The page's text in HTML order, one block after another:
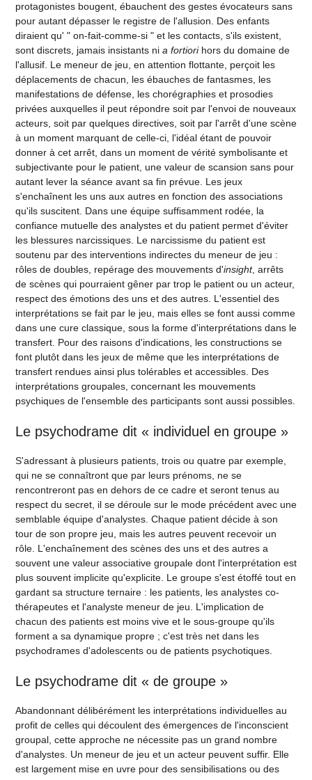
protagonistes bougent, ébauchent des gestes évocateurs sans
pour autant dépasser le registre de l'allusion. Des enfants
diraient qu' " on-fait-comme-si " et les contacts, s'ils existent,
sont discrets, jamais insistants ni a fortiorihors du domaine de
l'allusif. Le meneur de jeu, en attention flottante, perçoit les
déplacements de chacun, les ébauches de fantasmes, les
manifestations de défense, les chorégraphies et prosodies
privées auxquelles il peut répondre soit par l'envoi de nouveaux
acteurs, soit par quelques directives, soit par l'arrêt d'une scène
à un moment marquant de celle-ci, l'idéal étant de pouvoir
donner à cet arrêt, dans un moment de vérité symbolisante et
subjectivante pour le patient, une valeur de scansion sans pour
autant lever la séance avant sa fin prévue. Les jeux
s'enchaînent les uns aux autres en fonction des associations
qu'ils suscitent. Dans une équipe suffisamment rodée, la
confiance mutuelle des analystes et du patient permet d'éviter
les blessures narcissiques. Le narcissisme du patient est
soutenu par des interventions indirectes du meneur de jeu :
rôles de doubles, repérage des mouvements d'insight, arrêts
de scènes qui pourraient gêner par trop le patient ou un acteur,
respect des émotions des uns et des autres. L'essentiel des
interprétations se fait par le jeu, mais elles se font aussi comme
dans une cure classique, sous la forme d'interprétations dans le
transfert. Pour des raisons d'indications, les constructions se
font plutôt dans les jeux de même que les interprétations de
transfert rendues ainsi plus tolérables et accessibles. Des
interprétations groupales, concernant les mouvements
psychiques de l'ensemble des participants sont aussi possibles.
Le psychodrame dit « individuel en groupe »
S'adressant à plusieurs patients, trois ou quatre par exemple,
qui ne se connaîtront que par leurs prénoms, ne se
rencontreront pas en dehors de ce cadre et seront tenus au
respect du secret, il se déroule sur le mode précédent avec une
semblable équipe d'analystes. Chaque patient décide à son
tour de son propre jeu, mais les autres peuvent recevoir un
rôle. L'enchaînement des scènes des uns et des autres a
souvent une valeur associative groupale dont l'interprétation est
plus souvent implicite qu'explicite. Le groupe s'est étoffé tout en
gardant sa structure ternaire : les patients, les analystes co-
thérapeutes et l'analyste meneur de jeu. L'implication de
chacun des patients est moins vive et le sous-groupe qu'ils
forment a sa dynamique propre ; c'est très net dans les
psychodrames d'adolescents ou de patients psychotiques.
Le psychodrame dit « de groupe »
Abandonnant délibérément les interprétations individuelles au
profit de celles qui découlent des émergences de l'inconscient
groupal, cette approche ne nécessite pas un grand nombre
d'analystes. Un meneur de jeu et un acteur peuvent suffir. Elle
est largement mise en uvre pour des sensibilisations ou des